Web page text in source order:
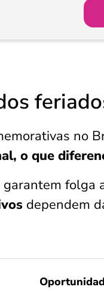
no
o que
garantem folga
dependem